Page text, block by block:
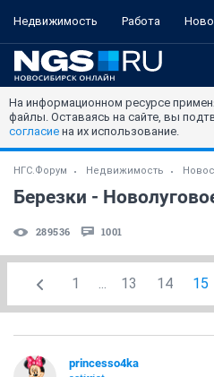
Недвижимость Работа
На информационном ресурсе
файлы. Оставаясь на сайте, вы
согласие на их использование.
НГС.Форум Недвижимость
Березки -
289536 1001
1 ... 13 14 15
princesso4ka